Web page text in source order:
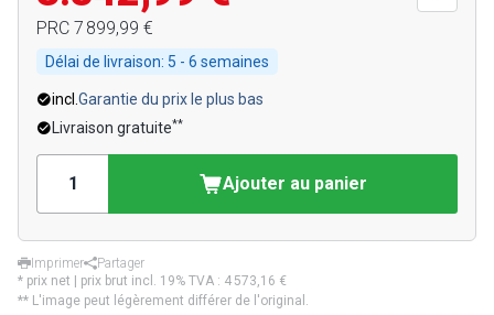
PRC 7 899,99 €
Délai de livraison: 5 - 6 semaines
incl. Garantie du prix le plus bas
Livraison gratuite**
Ajouter au panier
Imprimer
Partager
* prix net | prix brut incl. 19% TVA : 4 573,16 €
** L'image peut légèrement différer de l'original.